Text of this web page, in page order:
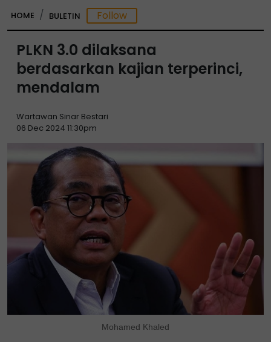
HOME BULETIN
PLKN 3.0 dilaksana
berdasarkan kajian terperinci,
mendalam
Wartawan Sinar Bestari
06 Dec 2024 11:30pm
Mohamed Khaled